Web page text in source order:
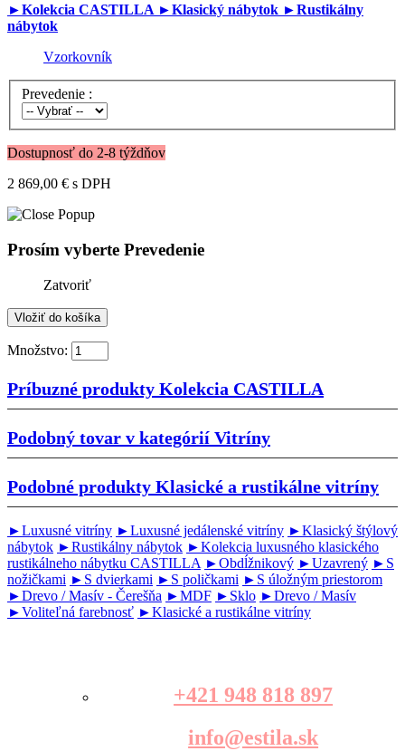
►Kolekcia CASTILLA ►Klasický nábytok ►Rustikálny
nábytok
Vzorkovník
Prevedenie :
Dostupnosť do 2-8 týždňov
2 869,00 € s DPH
Prosím vyberte Prevedenie
Zatvoriť
Množstvo:
Príbuzné produkty Kolekcia CASTILLA
Podobný tovar v kategórií Vitríny
Podobné produkty Klasické a rustikálne vitríny
►Luxusné vitríny ►Luxusné jedálenské vitríny ►Klasický štýlový
nábytok ►Rustikálny nábytok ►Kolekcia luxusného klasického
rustikálneho nábytku CASTILLA ►Obdĺžnikový ►Uzavrený ►S
nožičkami ►S dvierkami ►S poličkami ►S úložným priestorom
►Drevo / Masív - Čerešňa ►MDF ►Sklo ►Drevo / Masív
►Voliteľná farebnosť ►Klasické a rustikálne vitríny
+421 948 818 897
info@estila.sk